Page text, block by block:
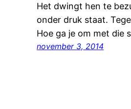
Het dwingt hen te
onder druk staat.
Hoe ga je om met die
november 3, 2014